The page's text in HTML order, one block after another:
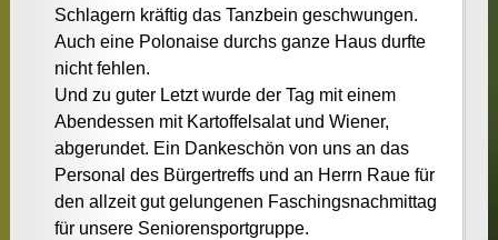
Schlagern kräftig das Tanzbein geschwungen.
Auch eine Polonaise durchs ganze Haus durfte
nicht fehlen.
Und zu guter Letzt wurde der Tag mit einem
Abendessen mit Kartoffelsalat und Wiener,
abgerundet. Ein Dankeschön von uns an das
Personal des Bürgertreffs und an Herrn Raue für
den allzeit gut gelungenen Faschingsnachmittag
für unsere Seniorensportgruppe.